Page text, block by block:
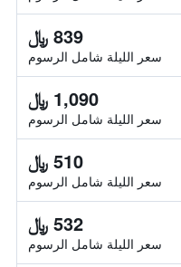
839 ﷼
سعر الليلة شامل الرسوم
1,090 ﷼
سعر الليلة شامل الرسوم
510 ﷼
سعر الليلة شامل الرسوم
532 ﷼
سعر الليلة شامل الرسوم